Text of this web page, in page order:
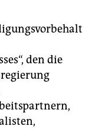
den die